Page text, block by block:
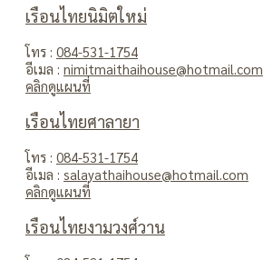
เรือนไทยนิมิตใหม่
โทร : 084-531-1754
อีเมล : nimitmaithaihouse@hotmail.com
คลิกดูแผนที่
เรือนไทยศาลายา
โทร : 084-531-1754
อีเมล : salayathaihouse@hotmail.com
คลิกดูแผนที่
เรือนไทยงามวงศ์วาน